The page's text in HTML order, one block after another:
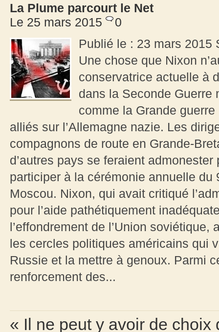
La Plume parcourt le Net
Le 25 mars 2015
0
Publié le : 23 mars 2015
Une chose que Nixon
conservatrice actuelle à
dans la Seconde Guerre
comme la Grande
alliés sur l’Allemagne nazie. Les
compagnons de route en Grande-
d’autres pays se feraient
participer à la cérémonie annuelle
Moscou. Nixon, qui avait critiqué
pour l’aide pathétiquement
l’effondrement de l’Union
les cercles politiques américains qui
Russie et la mettre à genoux. Parmi
renforcement des...
« Il ne peut y avoir de